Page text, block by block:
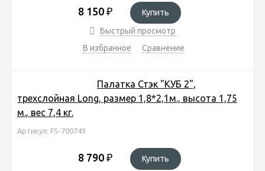
8 150 ₽
Купить
Быстрый просмотр
В избранное
Сравнение
Палатка Стэк "КУБ 2",
трехслойная Long, размер 1,8*2,1м., высота 1,75
м., вес 7,4 кг.
Артикул: FS-700749
8 790 ₽
Купить